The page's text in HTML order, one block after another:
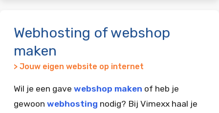
Webhosting of webshop
maken
> Jouw eigen website op internet
Wil je een gave webshop maken of heb je
gewoon webhosting nodig? Bij Vimexx haal je